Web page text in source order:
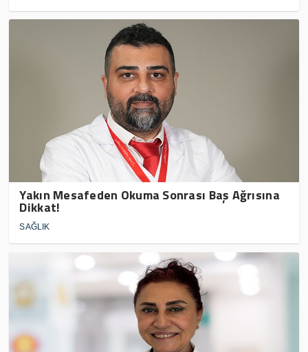
Yakın Mesafeden Okuma Sonrası Baş Ağrısına
Dikkat!
SAĞLIK